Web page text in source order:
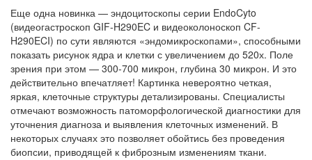
Еще одна новинка — эндоцитоскопы серии EndoCyto
(видеогастроскоп GIF-H290EC и видеоколоноскоп CF-
H290ECI) по сути являются «эндомикроскопами», способными
показать рисунок ядра и клетки с увеличением до 520х. Поле
зрения при этом — 300-700 микрон, глубина 30 микрон. И это
действительно впечатляет! Картинка невероятно четкая,
яркая, клеточные структуры детализированы. Специалисты
отмечают возможность патоморфологической диагностики для
уточнения диагноза и выявления клеточных изменений. В
некоторых случаях это позволяет обойтись без проведения
биопсии, приводящей к фиброзным изменениям ткани.